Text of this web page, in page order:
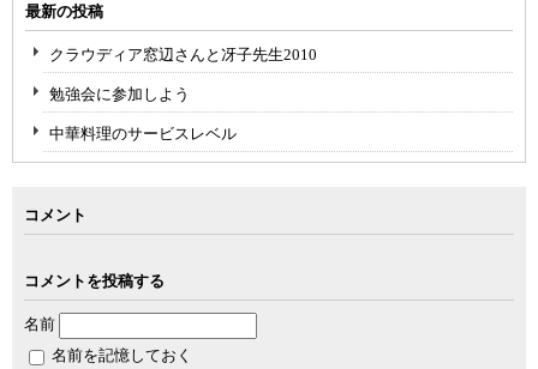
最新の投稿
クラウディア窓辺さんと冴子先生2010
勉強会に参加しよう
中華料理のサービスレベル
コメント
コメントを投稿する
名前
名前を記憶しておく